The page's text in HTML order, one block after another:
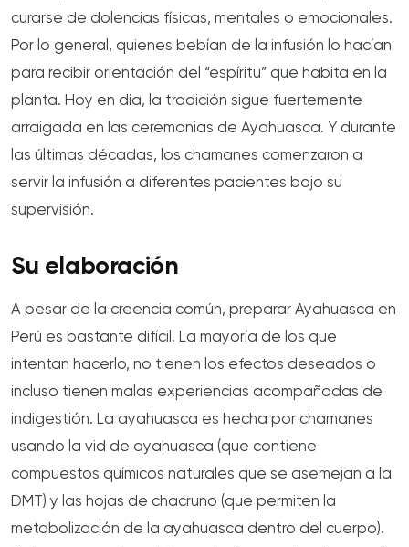
curarse de dolencias físicas, mentales o emocionales.
Por lo general, quienes bebían de la infusión lo hacían
para recibir orientación del “espíritu” que habita en la
planta. Hoy en día, la tradición sigue fuertemente
arraigada en las ceremonias de Ayahuasca. Y durante
las últimas décadas, los chamanes comenzaron a
servir la infusión a diferentes pacientes bajo su
supervisión.
Su elaboración
A pesar de la creencia común, preparar Ayahuasca en
Perú es bastante difícil. La mayoría de los que
intentan hacerlo, no tienen los efectos deseados o
incluso tienen malas experiencias acompañadas de
indigestión. La ayahuasca es hecha por chamanes
usando la vid de ayahuasca (que contiene
compuestos químicos naturales que se asemejan a la
DMT) y las hojas de chacruno (que permiten la
metabolización de la ayahuasca dentro del cuerpo).